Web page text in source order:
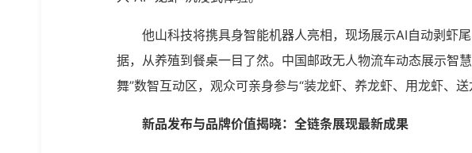
他山科技将携具身智能机器人亮相，现场展示AI自动剥虾
据，从养殖到餐桌一目了然。中国邮政无人物流车动态展示智
舞”数智互动区，观众可亲身参与“装龙虾、养龙虾、用龙虾、送
新品发布与品牌价值揭晓：全链条展现最新成果